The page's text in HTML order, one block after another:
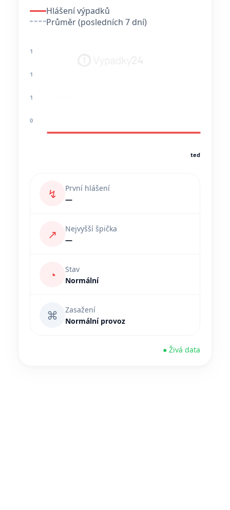
Hlášení výpadků
Průměr (posledních 7 dní)
1
1
1
0
teď
↯
První hlášení
—
↗
Nejvyšší špička
—
◔
Stav
Normální
⌘
Zasažení
Normální provoz
● Živá data